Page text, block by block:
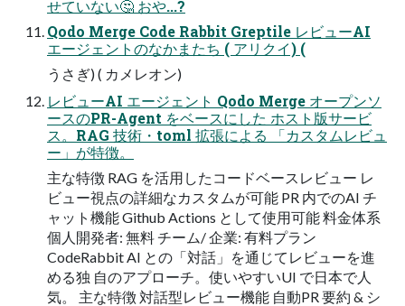
せていない🤔 おや...?
Qodo Merge Code Rabbit Greptile レビューAI
エージェントのなかまたち ( アリクイ) (
うさぎ) ( カメレオン)
レビューAI エージェント Qodo Merge オープンソ
ースのPR-Agent をベースにした ホスト版サービ
ス。RAG 技術・toml 拡張による 「カスタムレビュ
ー」が特徴。
主な特徴 RAG を活用したコードベースレビュー レ
ビュー視点の詳細なカスタムが可能 PR 内でのAI チ
ャット機能 Github Actions として使用可能 料金体系
個人開発者: 無料 チーム/ 企業: 有料プラン
CodeRabbit AI との「対話」を通じてレビューを進
める独 自のアプローチ。使いやすいUI で日本で人
気。 主な特徴 対話型レビュー機能 自動PR 要約 & シ